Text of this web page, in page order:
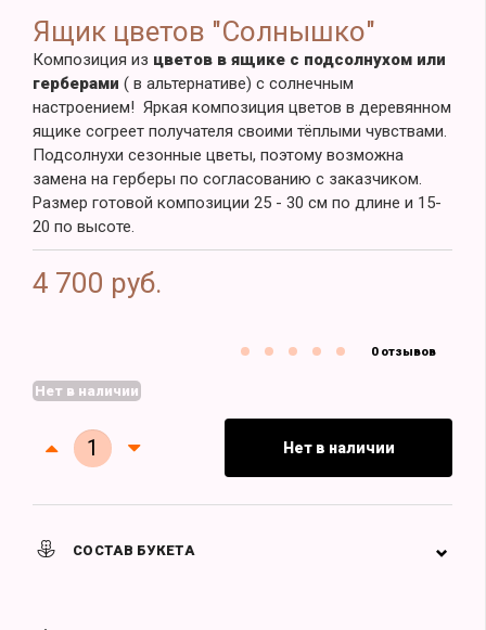
Ящик цветов "Солнышко"
Композиция из цветов в ящике с подсолнухом или
герберами ( в альтернативе) c солнечным
настроением! Яркая композиция цветов в деревянном
ящике согреет получателя своими тёплыми чувствами.
Подсолнухи сезонные цветы, поэтому возможна
замена на герберы по согласованию с заказчиком.
Размер готовой композиции 25 - 30 см по длине и 15-
20 по высоте.
4 700 руб.
0 отзывов
Нет в наличии
Нет в наличии
СОСТАВ БУКЕТА